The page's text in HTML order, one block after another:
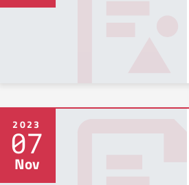
2023
07
Nov